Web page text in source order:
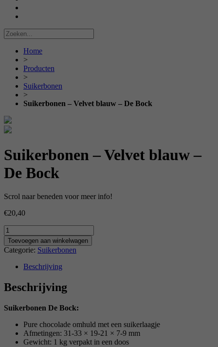
Home
>
Producten
>
Suikerbonen
>
Suikerbonen – Velvet blauw – De Bock
Suikerbonen – Velvet blauw –
De Bock
Scrol naar beneden voor meer info!
€20,40
Aantal
Toevoegen aan winkelwagen
Categorie: Suikerbonen
Beschrijving
Beschrijving
Suikerbonen De Bock:
Pure chocolade omhuld met een suikerlaagje
Afmetingen: 31-33 × 19-21 × 7-9 mm
Gewicht: 1 kg verpakt in een doos